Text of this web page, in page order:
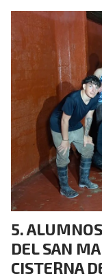
DEL SAN
CISTERNA